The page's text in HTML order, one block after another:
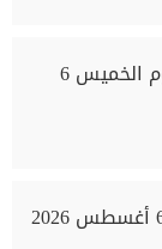
أسعار الحديد والأسمنت اليوم الخميس 6
سعر الدولار اليوم الخميس 6 أغسطس 2026